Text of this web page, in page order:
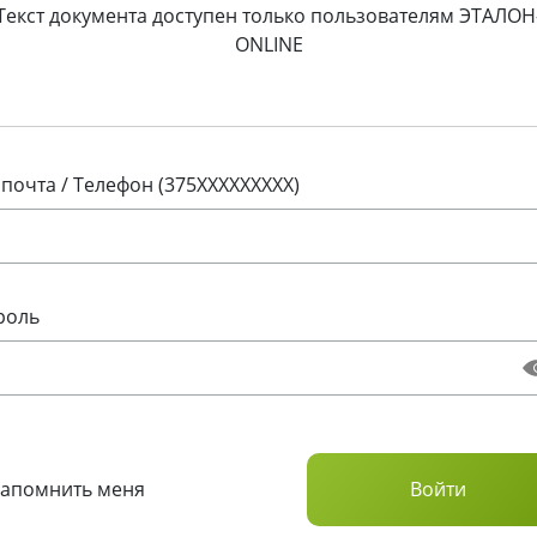
документа доступен только пользователям
ONLINE
/ Телефон (375XXXXXXXXX)
меня